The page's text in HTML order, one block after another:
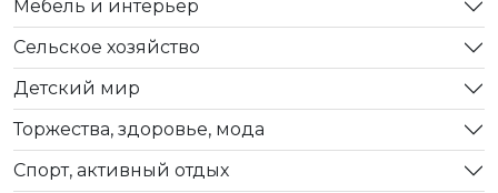
Мебель и интерьер
Сельское хозяйство
Детский мир
Торжества, здоровье, мода
Спорт, активный отдых